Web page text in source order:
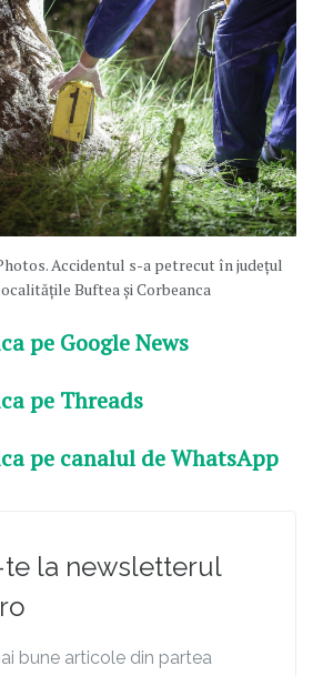
Accidentul s-a petrecut în județul
Buftea și Corbeanca
pe Google News
pe Threads
pe canalul de WhatsApp
la newsletterul
bune articole din partea